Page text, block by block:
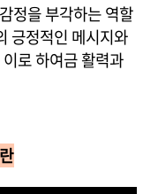
정을 부각하는 역할
긍정적인 메시지와
로 하여금 활력과